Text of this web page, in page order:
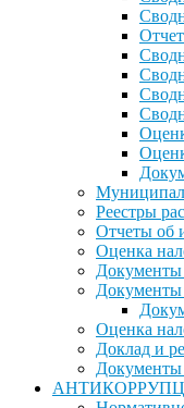
Реестры
Отчеты об
Оценка
Документы
Документы
Оценка
Доклад и
Документы